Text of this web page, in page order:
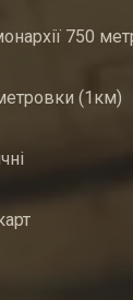
750
(1км)